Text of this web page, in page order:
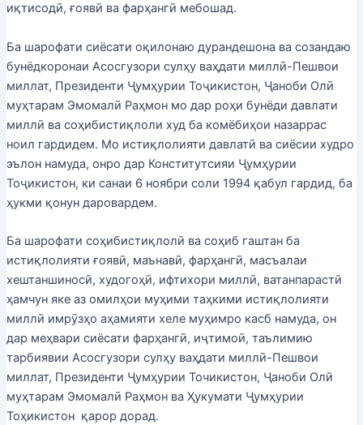
иқтисодӣ, ғоявӣ ва фарҳангӣ мебошад.
Ба шарофати сиёсати оқилонаю дурандешона ва созандаю
бунёдкоронаи Асосгузори сулҳу ваҳдати миллӣ-Пешвои
миллат, Президенти Ҷумҳурии Тоҷикистон, Ҷаноби Олӣ
муҳтарам Эмомалӣ Раҳмон мо дар роҳи бунёди давлати
миллӣ ва соҳибистиқлоли худ ба комёбиҳои назаррас
ноил гардидем. Мо истиқлолияти давлатӣ ва сиёсии худро
эълон намуда, онро дар Конститутсияи Ҷумҳурии
Тоҷикистон, ки санаи 6 ноябри соли 1994 қабул гардид, ба
ҳукми қонун даровардем.
Ба шарофати соҳибистиқлолӣ ва соҳиб гаштан ба
истиқлолияти ғоявӣ, маънавӣ, фарҳангӣ, масъалаи
хештаншиносӣ, худогоҳӣ, ифтихори миллӣ, ватанпарастӣ
ҳамчун яке аз омилҳои муҳими таҳкими истиқлолияти
миллӣ имрӯзҳо аҳамияти хеле муҳимро касб намуда, он
дар меҳвари сиёсати фарҳангӣ, иҷтимоӣ, таълимию
тарбиявии Асосгузори сулҳу ваҳдати миллӣ-Пешвои
миллат, Президенти Ҷумҳурии Точикистон, Ҷаноби Олӣ
муҳтарам Эмомалӣ Раҳмон ва Ҳукумати Ҷумҳурии
Тоҳикистон қарор дорад.